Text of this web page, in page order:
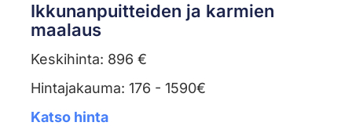
Ikkunanpuitteiden ja karmien
maalaus
Keskihinta: 896 €
Hintajakauma: 176 - 1590€
Katso hinta